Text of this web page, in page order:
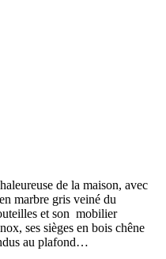
de la maison, avec
marbre gris veiné du
et son mobilier
ses sièges en bois chêne
au plafond…